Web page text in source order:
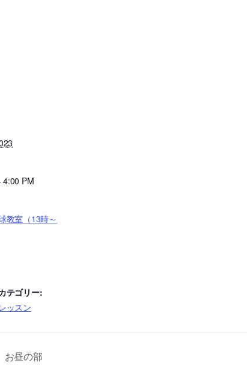
4:00 PM
教室（13時～
テゴリー:
ッスン
お昼の部